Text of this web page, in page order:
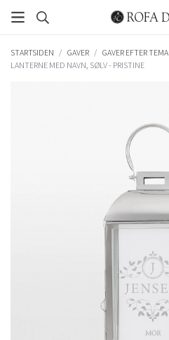
STARTSIDEN / GAVER / GAVER EFTER TEMA
LANTERNE MED NAVN, SØLV - PRISTINE